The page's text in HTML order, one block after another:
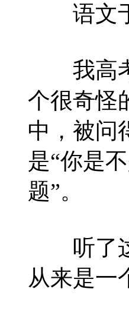
语文于
我高考
个很奇怪
中，被问
是“你是
题”。
听了这
从来是一